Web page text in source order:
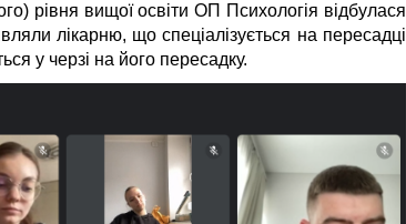
рівня вищої освіти ОП Психологія відбулася
лікарню, що спеціалізується на пересадці
у черзі на його пересадку.